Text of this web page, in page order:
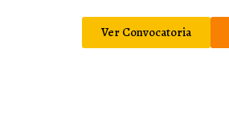
Ver Convocatoria